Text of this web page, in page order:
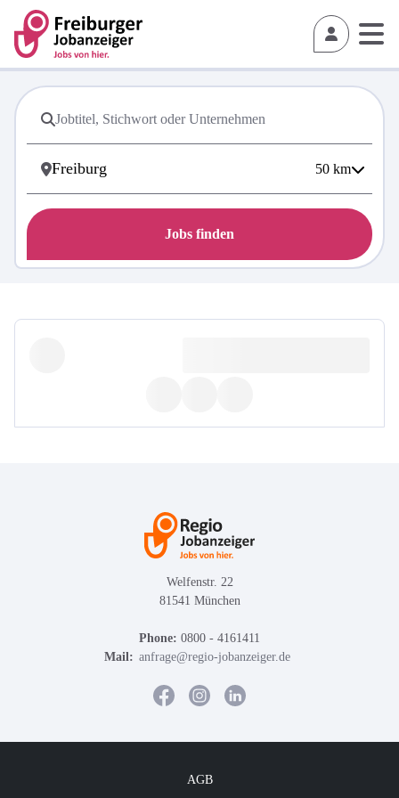
50 km
Jobs finden
Welfenstr. 22
81541 München
Phone: 0800 - 4161411
Mail: anfrage@regio-jobanzeiger.de
AGB